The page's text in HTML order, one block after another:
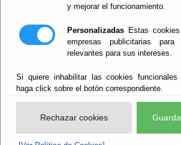
y mejorar el funcionamiento.
Personalizadas Estas
empresas publicitarias para
relevantes para sus intereses.
Si quiere inhabilitar las cookies funcionales
haga click sobre el botón correspondiente.
Rechazar cookies
SEDE
El calendario
de Santa Fe de
Mondújar, http://
siguiente: